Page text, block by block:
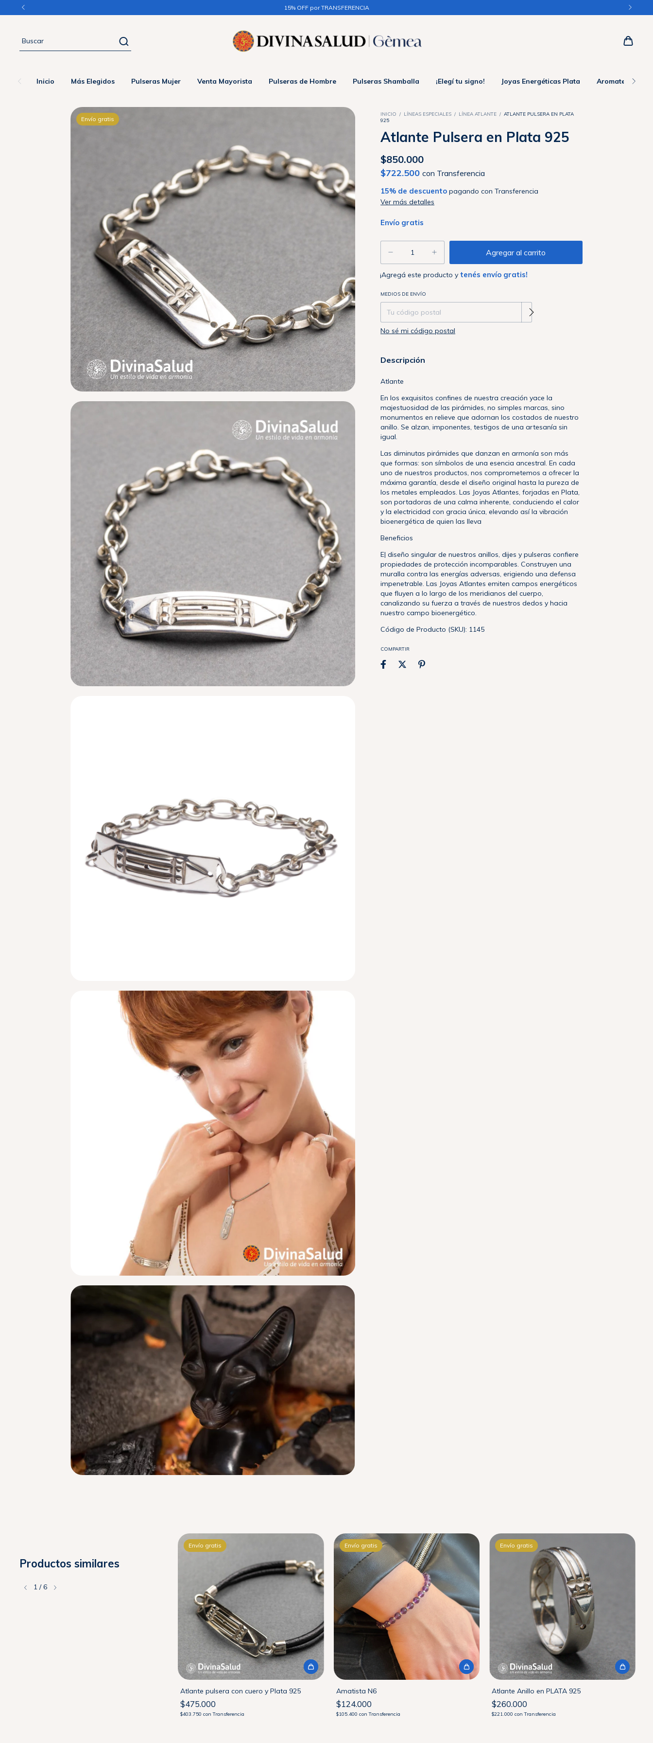
3 CUOTAS sin interés en + $50.000 / 6 CUOTAS sin interés
Inicio Más Elegidos Pulseras Mujer Venta Mayorista Pulseras de Hombre Pulseras Shamballa ¡Elegí tu signo! Joyas Energéticas Plata Aromaterapia
Envío gratis
INICIO / LÍNEAS ESPECIALES / LÍNEA ATLANTE / ATLANTE PULSERA EN PLATA
925
Atlante Pulsera en Plata 925
$850.000
$722.500con Transferencia
15% de descuento pagando con Transferencia
Ver más detalles
Envío gratis
¡Agregá este producto ytenés envío gratis!
Entregas para el CP:
MEDIOS DE ENVÍO
No sé mi código postal
Descripción
Atlante
En los exquisitos confines de nuestra creación yace la
majestuosidad de las pirámides, no simples marcas, sino
monumentos en relieve que adornan los costados de nuestro
anillo. Se alzan, imponentes, testigos de una artesanía sin
igual.
Las diminutas pirámides que danzan en armonía son más
que formas: son símbolos de una esencia ancestral. En cada
uno de nuestros productos, nos comprometemos a ofrecer la
máxima garantía, desde el diseño original hasta la pureza de
los metales empleados. Las Joyas Atlantes, forjadas en Plata,
son portadoras de una calma inherente, conduciendo el calor
y la electricidad con gracia única, elevando así la vibración
bioenergética de quien las lleva
Beneficios
E| diseño singular de nuestros anillos, dijes y pulseras confiere
propiedades de protección incomparables. Construyen una
muralla contra las energías adversas, erigiendo una defensa
impenetrable. Las Joyas Atlantes emiten campos energéticos
que fluyen a lo largo de los meridianos del cuerpo,
canalizando su fuerza a través de nuestros dedos y hacia
nuestro campo bioenergético.
Código de Producto (SKU): 1145
COMPARTIR
Productos similares
1 /6
Envío gratis
Atlante pulsera con cuero y Plata 925
$475.000
$403.750 con Transferencia
Envío gratis
Amatista N6
$124.000
$105.400 con Transferencia
Envío gratis
Atlante Anillo en PLATA 925
$260.000
$221.000con Transferencia